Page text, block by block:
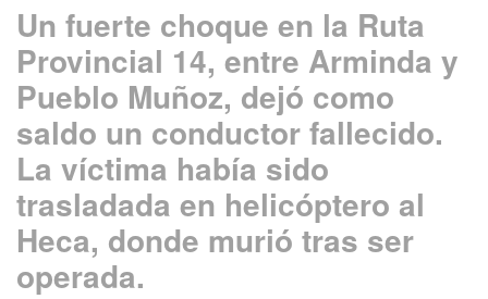
Un fuerte choque en la Ruta
Provincial 14, entre Arminda y
Pueblo Muñoz, dejó como
saldo un conductor fallecido.
La víctima había sido
trasladada en helicóptero al
Heca, donde murió tras ser
operada.